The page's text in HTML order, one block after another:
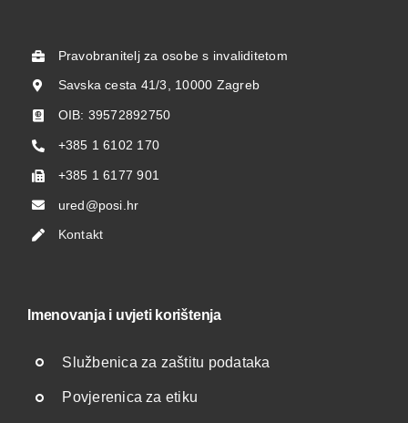
Pravobranitelj za osobe s invaliditetom
Savska cesta 41/3, 10000 Zagreb
OIB: 39572892750
+385 1 6102 170
+385 1 6177 901
ured@posi.hr
Kontakt
Imenovanja i uvjeti korištenja
Službenica za zaštitu podataka
Povjerenica za etiku